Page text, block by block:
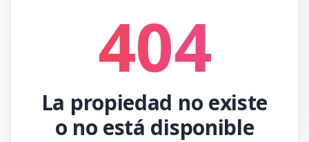
404
La propiedad no existe
o no está disponible